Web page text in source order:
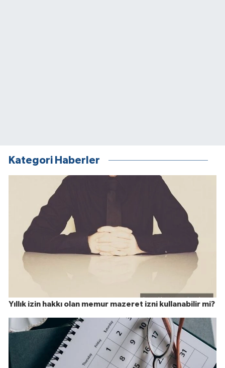
Kategori Haberler
Yıllık izin hakkı olan memur mazeret izni kullanabilir mi?